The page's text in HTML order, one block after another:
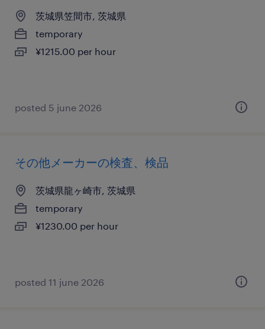
茨城県笠間市, 茨城県
temporary
¥1215.00 per hour
posted 5 june 2026
その他メーカーの検査、検品
茨城県龍ヶ崎市, 茨城県
temporary
¥1230.00 per hour
posted 11 june 2026